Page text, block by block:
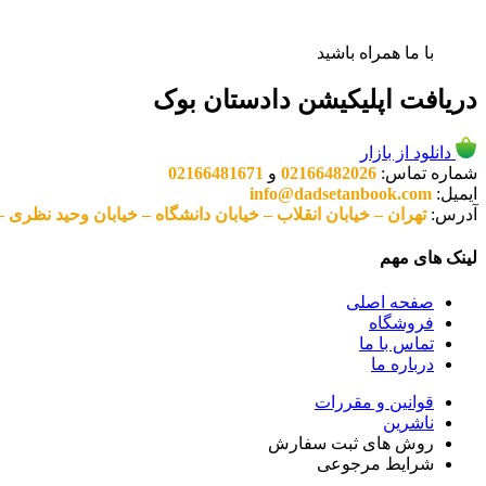
با ما همراه باشید
دریافت اپلیکیشن دادستان بوک
دانلود از بازار
شماره تماس: 02166482026 و 02166481671
ایمیل: info@dadsetanbook.com
آدرس:تهران – خیابان انقلاب – خیابان دانشگاه – خیابان وحید نظری – پلاک 49 واحد 3 کد پستی:
لینک های مهم
صفحه اصلی
فروشگاه
تماس با ما
درباره ما
قوانین و مقررات
ناشرین
روش های ثبت سفارش
شرایط مرجوعی